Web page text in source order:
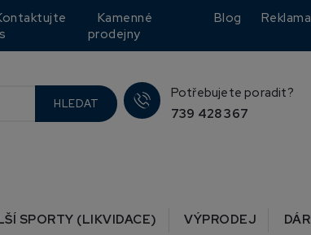
Kamenné
prodejny
Blog
HLEDAT
Potřebujete poradit?
739 428 367
SPORTY (LIKVIDACE) VÝPRODEJ